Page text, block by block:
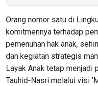
Orang nomor satu di
komitmennya terhadap
pemenuhan hak anak,
dan kegiatan strategis
Layak Anak tetap
Tauhid-Nasri melalui visi